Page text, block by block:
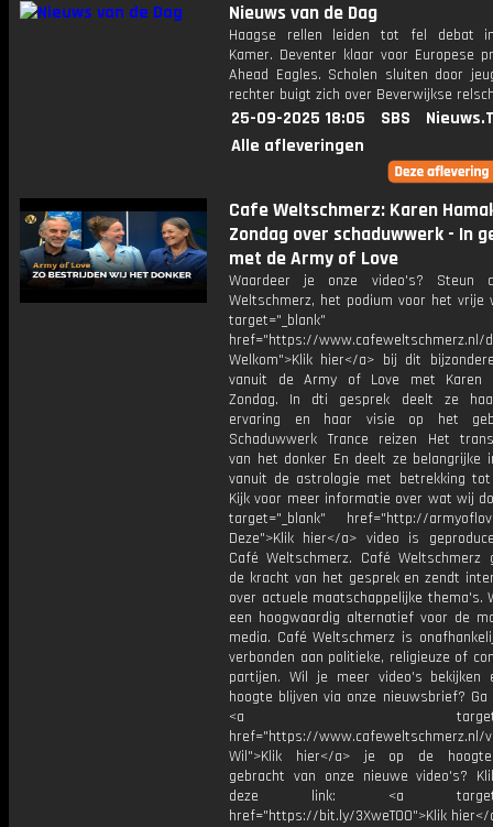
Nieuws van de Dag
Haagse rellen leiden tot fel debat
Kamer. Deventer klaar voor Europese
Ahead Eagles. Scholen sluiten door
rechter buigt zich over Beverwijkse
25-09-2025 18:05 SBS
Alle afleveringen
Cafe Weltschmerz: Karen
Zondag over schaduwwerk - In
met de Army of Love
Waardeer je onze video's? Steun
Weltschmerz, het podium voor het vrije
target="_blank"
href="https://www.cafeweltschmerz.nl/
Welkom">Klik hier</a> bij dit
vanuit de Army of Love met Karen
Zondag. In dti gesprek deelt ze
ervaring en haar visie op het
Schaduwwerk Trance reizen Het
van het donker En deelt ze belangrijke
vanuit de astrologie met betrekking
Kijk voor meer informatie over wat wij
target="_blank" href="http://
Deze">Klik hier</a> video is
Café Weltschmerz. Café Weltschmerz
de kracht van het gesprek en zendt
over actuele maatschappelijke thema's.
een hoogwaardig alternatief voor de
media. Café Weltschmerz is
verbonden aan politieke, religieuze of
partijen. Wil je meer video's bekijken
hoogte blijven via onze nieuwsbrief? Ga
<a
href="https://www.cafeweltschmerz.nl/
Wil">Klik hier</a> je op de
gebracht van onze nieuwe video's?
deze link: <a
href="https://bit.ly/3XweTO0">Klik hier</